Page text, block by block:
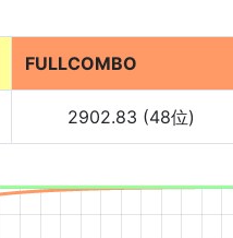
FULLCOMBO
2902.83 (48位)